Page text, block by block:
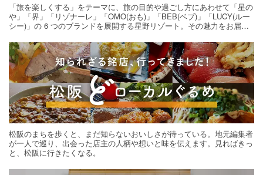
「旅を楽しくする」をテーマに、旅の目的や過ごし方にあわせて「星の
や」「界」「リゾナーレ」「OMO(おも)」「BEB(ベブ)」「LUCY(ルー
シー)」の 6 つのブランドを展開する星野リゾート。その魅力をお届け
松阪のまちを歩くと、まだ知らないおいしさが待っている。地元編集者
が一人で巡り、出会った店主の人柄や想いと味を伝えます。見ればきっ
と、松阪に行きたくなる。